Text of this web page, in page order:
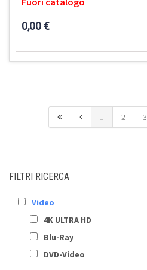
0,00 €
1 2 3
FILTRI RICERCA
Video
4K ULTRA HD
Blu-Ray
DVD-Video